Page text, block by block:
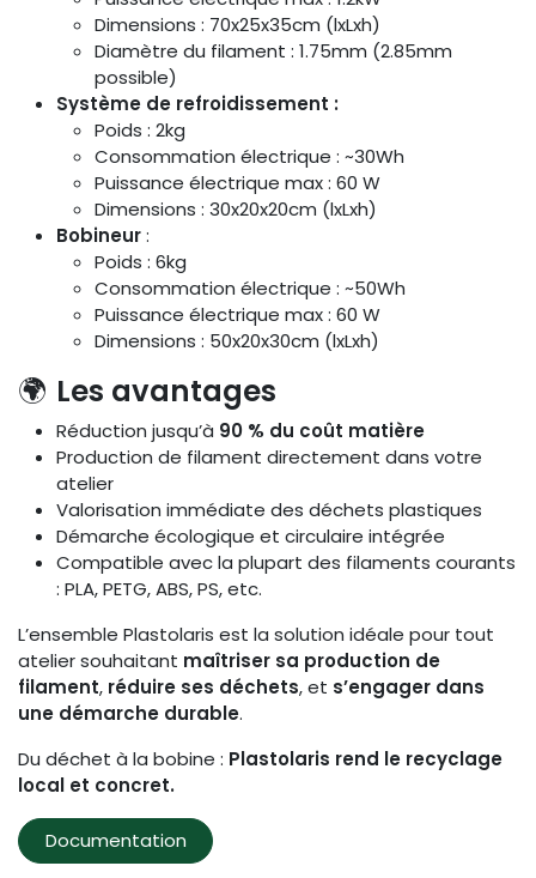
Dimensions : 70x25x35cm (lxLxh)
Diamètre du filament : 1.75mm (2.85mm
possible)
Système de refroidissement :
Poids : 2kg
Consommation électrique : ~30Wh
Puissance électrique max : 60 W
Dimensions : 30x20x20cm (lxLxh)
Bobineur:
Poids : 6kg
Consommation électrique : ~50Wh
Puissance électrique max : 60 W
Dimensions : 50x20x30cm (lxLxh)
🌍 Les avantages
Réduction jusqu’à 90 % du coût matière
Production de filament directement dans votre
atelier
Valorisation immédiate des déchets plastiques
Démarche écologique et circulaire intégrée
Compatible avec la plupart des filaments courants
: PLA, PETG, ABS, PS, etc.
L’ensemble Plastolaris est la solution idéale pour tout
atelier souhaitant maîtriser sa production de
filament, réduire ses déchets, et s’engager dans
une démarche durable.
Du déchet à la bobine : Plastolaris rend le recyclage
local et concret.
Documentation